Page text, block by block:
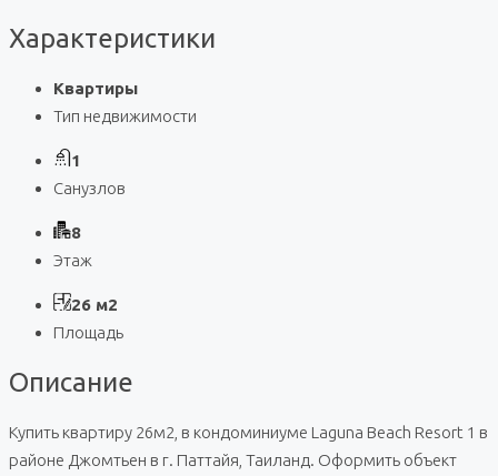
Характеристики
Квартиры
Тип недвижимости
1
Санузлов
8
Этаж
26 м2
Площадь
Описание
Купить квартиру 26м2, в кондоминиуме Laguna Beach Resort 1 в
районе Джомтьен в г. Паттайя, Таиланд. Оформить объект